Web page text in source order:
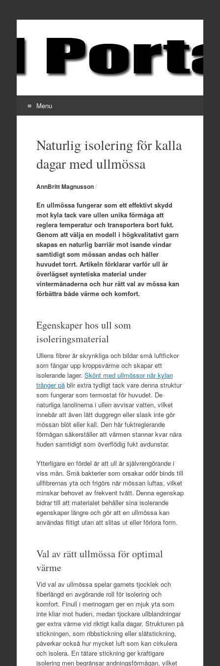
ABM Portalen
Din nöjes och hobby portal
Menu
Naturlig isolering för kalla
dagar med ullmössa
AnnBritt Magnusson/
En ullmössa fungerar som ett effektivt skydd
mot kyla tack vare ullen unika förmåga att
reglera temperatur och transportera bort fukt.
Genom att välja en modell i högkvalitativt garn
skapas en naturlig barriär mot isande vindar
samtidigt som mössan andas och håller
huvudet torrt. Artikeln förklarar varför ull är
överlägset syntetiska material under
vintermånaderna och hur rätt val av mössa kan
förbättra både värme och komfort.
Egenskaper hos ull som
isoleringsmaterial
Ullens fibrer är skrynkliga och bildar små luftfickor
som fångar upp kroppsvärme och skapar ett
isolerande lager. Skönt med ullmössor när kylan
tränger påblir extra tydligt tack vare denna struktur
som fungerar som termostat för huvudet. De
naturliga lanolinerna i ullen avvisar vatten, vilket
innebär att även lätt duggregn eller slask inte gör
mössan blöt eller kall. Den här fuktreglerande
förmågan säkerställer att värmen stannar kvar nära
huden samtidigt som överflödig fukt avdunstar.
Ytterligare en fördel är att ull är självrengörande i
viss mån. Små bakterier som orsakar odör binds till
ullfibrernas yta och frigörs när mössan luftas, vilket
minskar behovet av frekvent tvätt. Denna egenskap
bidrar till att materialet behåller sina isolerande
egenskaper längre och gör att en ullmössa kan
användas flitigt utan att slitas ut eller förlora form.
Val av rätt ullmössa för optimal
värme
Vid val av ullmössa spelar garnets tjocklek och
fiberlängd en avgörande roll för isolering och
komfort. Finull i merinogarn ger en mjuk yta som
inte kliar mot huden, medan tjockare ullblandningar
ger extra värme vid riktigt kalla dagar. Strukturen på
stickningen, som ribbstickning eller slätstickning,
påverkar också hur mycket luft som kan cirkulera
och isolera. En tätare stickning ger kraftigare
isolering men begränsar andningsförmågan, vilket